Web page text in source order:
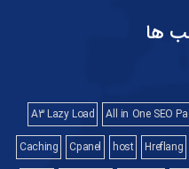
ها
A3 Lazy Load All in One SEO
Caching
Cpanel host Hreflang